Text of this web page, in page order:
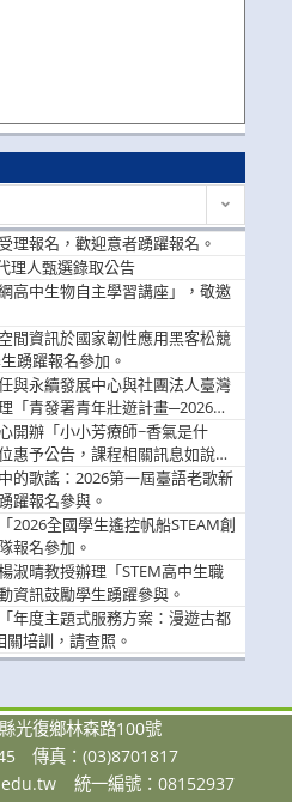
理報名，歡迎意者踴躍報名。
理人甄選錄取公告
高中生物自主學習講座」，敬邀
間資訊於國家韌性應用黑客松競
踴躍報名參加。
與永續發展中心與社團法人臺灣
「青發署青年壯遊計畫─2026臺
活動，敬邀學生踴躍報名參加，
開辦「小小芳療師~香氣是什
惠予公告，課程相關訊息如說
的歌謠：2026第一屆臺語老歌新
躍報名參與。
2026全國學生遙控帆船STEAM創
報名參加。
淑晴教授辦理「STEM高中生職
資訊鼓勵學生踴躍參與。
年度主題式服務方案：漫遊古都
培訓，請查照。
光復鄉林森路100號
傳真：(03)8701817
統一編號：08152937